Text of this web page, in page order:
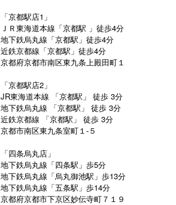
「京都駅店1」
ＪＲ東海道本線「京都駅 」徒歩4分
地下鉄烏丸線「京都駅」徒歩4分
近鉄京都線「京都駅」徒歩4分
京都府京都市南区東九条上殿田町１
「京都駅店2」
JR東海道本線 「京都駅」 徒歩 3分
地下鉄烏丸線 「京都駅」 徒歩 3分
近鉄京都線 「京都駅」 徒歩 3分
京都市南区東九条室町１-５
「四条烏丸店」
地下鉄烏丸線「四条駅」歩5分
地下鉄烏丸線「烏丸御池駅」歩13分
地下鉄烏丸線「五条駅」歩14分
京都府京都市下京区妙伝寺町７１９